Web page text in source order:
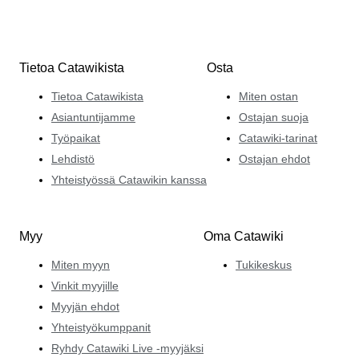
Tietoa Catawikista
Tietoa Catawikista
Asiantuntijamme
Työpaikat
Lehdistö
Yhteistyössä Catawikin kanssa
Osta
Miten ostan
Ostajan suoja
Catawiki-tarinat
Ostajan ehdot
Myy
Miten myyn
Vinkit myyjille
Myyjän ehdot
Yhteistyökumppanit
Ryhdy Catawiki Live -myyjäksi
Oma Catawiki
Tukikeskus